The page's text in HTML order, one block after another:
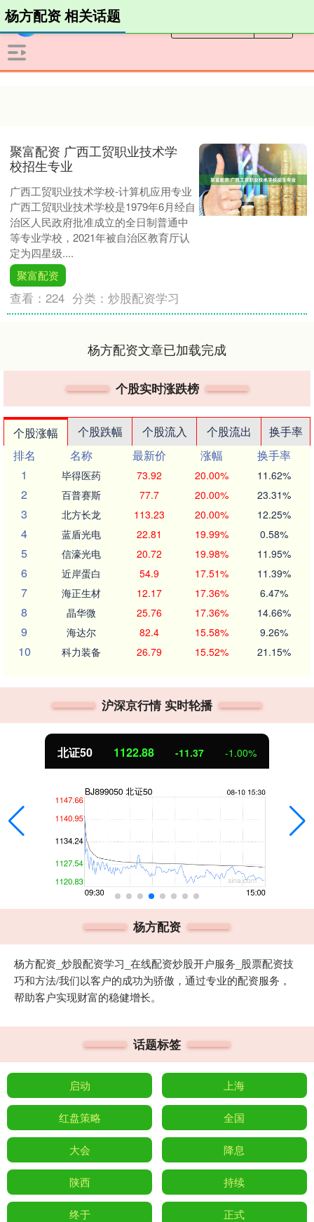
杨方配资 相关话题
聚富配资 广西工贸职业技术学
校招生专业
广西工贸职业技术学校-计算机应用专业
广西工贸职业技术学校是1979年6月经自
治区人民政府批准成立的全日制普通中
等专业学校，2021年被自治区教育厅认
定为四星级....
聚富配资
查看：224 分类：炒股配资学习
杨方配资文章已加载完成
个股实时涨跌榜
个股涨幅 个股跌幅 个股流入 个股流出
换手率
排名
名称 最新价 涨幅
换手率
1
毕得医药 73.92 20.00% 11.62%
2 百普赛斯 77.7 20.00% 23.31%
3 北方长龙 113.23 20.00% 12.25%
4 蓝盾光电 22.81 19.99% 0.58%
5 信濠光电 20.72 19.98% 11.95%
6 近岸蛋白 54.9 17.51% 11.39%
7 海正生材 12.17 17.36% 6.47%
8 晶华微 25.76 17.36% 14.66%
9 海达尔 82.4 15.58% 9.26%
10 科力装备 26.79 15.52% 21.15%
沪深京行情 实时轮播
北证50 1122.88 -11.37 -1.00%
杨方配资
杨方配资_炒股配资学习_在线配资炒股开户服务_股票配资技
巧和方法/我们以客户的成功为骄傲，通过专业的配资服务，
帮助客户实现财富的稳健增长。
话题标签
启动 上海
红盘策略 全国
大会 降息
陕西 持续
终于 正式